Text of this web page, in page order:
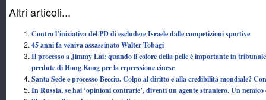
Altri articoli...
Contro l’iniziativa del PD di escludere Israele dalle competizioni sportive
45 anni fa veniva assassinato Walter Tobagi
Il processo a Jimmy Lai: quando il colore della pelle è importante in
perdute di Hong Kong per la repressione cinese
Santa Sede e processo Becciu. Colpo al diritto e alla credibilità mondiale?
In Russia, se hai ‘opinioni contrarie’, diventi un agente straniero. Un nemico